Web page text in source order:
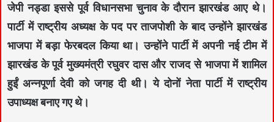
जेपी नड्डा इससे पूर्व विधानसभा चुनाव के दौरान झारखंड आए थे।
पार्टी में राष्‍ट्रीय अध्‍यक्ष के पद पर ताजपोशी के बाद उन्‍होंने झारखंड
भाजपा में बड़ा फेरबदल किया था। उन्‍होंने पार्टी में अपनी नई टीम में
झारखंड के पूर्व मुख्‍यमंत्री रघुवर दास और राजद से भाजपा में शामिल
हुईं अन्‍नपूर्णा देवी को जगह दी थी। ये दोनों नेता पार्टी में राष्‍ट्रीय
उपाध्‍यक्ष बनाए गए थे।